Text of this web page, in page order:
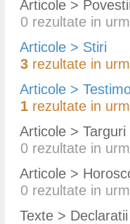
Articole >
0 rezultate in
Articole > Stiri
3 rezultate in
Articole >
1 rezultate in
Articole >
0 rezultate in
Articole >
0 rezultate in
Texte >